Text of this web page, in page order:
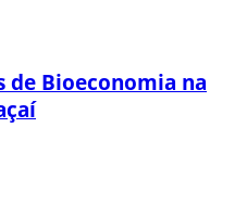
de Bioeconomia na